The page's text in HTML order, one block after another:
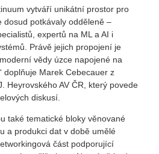
vytváří unikátní prostor pro
dosud potkávaly odděleně –
expertů na ML a AI i
Právě jejich propojení je
vědy úzce napojené na
doplňuje Marek Cebecauer z
Heyrovského AV ČR, který povede
diskusí.
také tematické bloky věnované
a produkci dat v době umělé
část podporující